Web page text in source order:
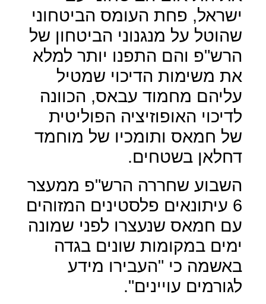
ישראל, פחת העומס הביטחוני
שהוטל על מנגנוני הביטחון של
הרש"פ והם התפנו יותר למלא
את משימות הדיכוי שמטיל
עליהם מחמוד עבאס, הכוונה
לדיכוי האופוזיציה הפוליטית
של חמאס ותומכיו של מוחמד
דחלאן בשטחים.
השבוע שחררה הרש"פ ממעצר
6 עיתונאים פלסטינים המזוהים
עם חמאס שנעצרו לפני שמונה
ימים במקומות שונים בגדה
באשמה כי "העבירו מידע
לגורמים עויינים".